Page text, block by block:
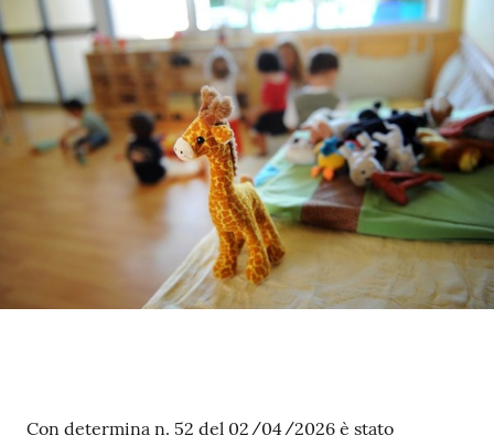
Con determina n. 52 del 02/04/2026 è stato